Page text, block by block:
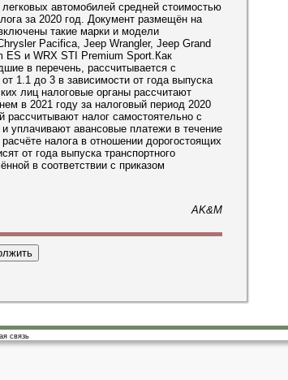
автомобилей средней стоимостью
за 2020 год. Документ размещён на
такие марки и модели
Pacifica, Jeep Wrangler, Jeep Grand
ES и WRX STI Premium Sport.Как
в перечень, рассчитывается с
1.1 до 3 в зависимости от года выпуска
лиц налоговые органы рассчитают
в 2021 году за налоговый период 2020
рассчитывают налог самостоятельно с
авансовые платежи в течение
налога в отношении дорогостоящих
от года выпуска транспортного
в соответствии с приказом
AK&M
связь